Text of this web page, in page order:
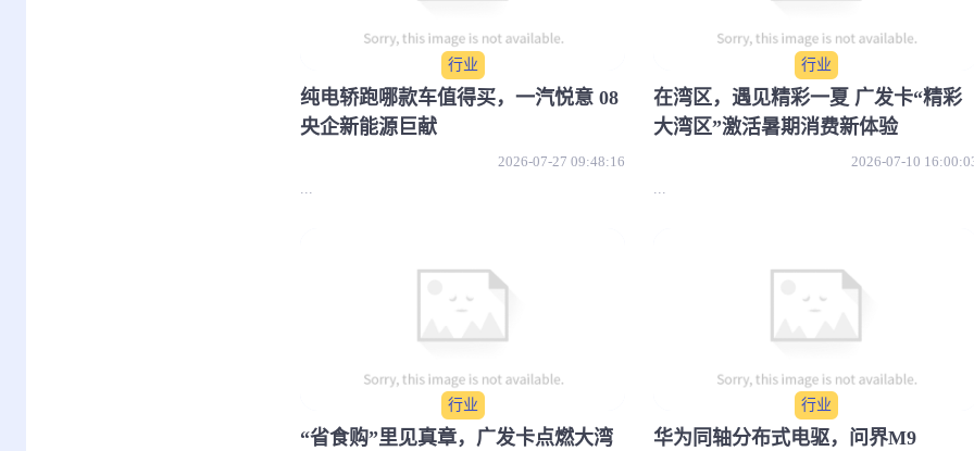
行业
纯电轿跑哪款车值得买，一汽悦意 08
央企新能源巨献
2026-07-27 09:48:16
...
行业
在湾区，遇见精彩一夏 广发卡“精彩
大湾区”激活暑期消费新体验
2026-07-10
...
行业
“省食购”里见真章，广发卡点燃大湾
行业
华为同轴分布式电驱，问界M9